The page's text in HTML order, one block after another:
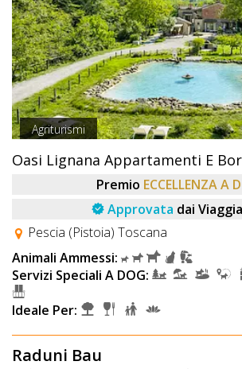
Agriturismi
Oasi Lignana Appartamenti E
Premio ECCELLENZA A
Approvata dai
Pescia (Pistoia) Toscana
Animali Ammessi:
Servizi Speciali A DOG:
Ideale Per:
Raduni Bau